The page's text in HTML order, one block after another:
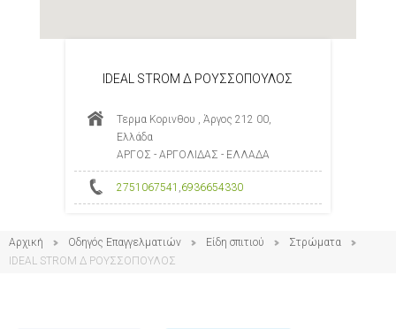
IDEAL STROM Δ ΡΟΥΣΣΟΠΟΥΛΟΣ
Τερμα Κορινθου , Άργος 212 00,
Ελλάδα
ΑΡΓΟΣ - ΑΡΓΟΛΙΔΑΣ - ΕΛΛΑΔΑ
2751067541 ,6936654330
Αρχική Οδηγός Επαγγελματιών Είδη σπιτιού
Στρώματα
IDEAL STROM Δ ΡΟΥΣΣΟΠΟΥΛΟΣ